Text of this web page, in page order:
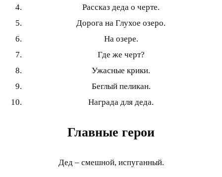
Рассказ деда о черте.
Дорога на Глухое озеро.
На озере.
Где же черт?
Ужасные крики.
Беглый пеликан.
Награда для деда.
Главные герои
Дед – смешной, испуганный.